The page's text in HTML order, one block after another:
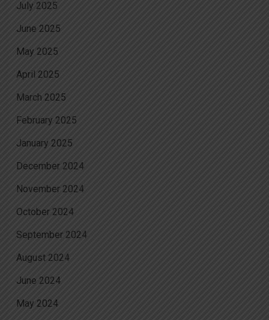
July 2025
June 2025
May 2025
April 2025
March 2025
February 2025
January 2025
December 2024
November 2024
October 2024
September 2024
August 2024
June 2024
May 2024